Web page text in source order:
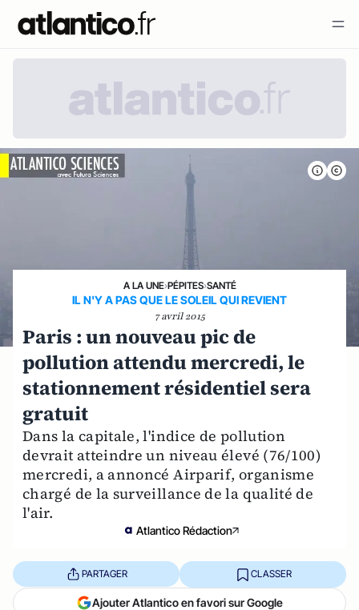
A LA UNE›PÉPITES›SANTÉ
IL N'Y A PAS QUE LE SOLEIL QUI REVIENT
7 avril 2015
Paris : un nouveau pic de
pollution attendu mercredi, le
stationnement résidentiel sera
gratuit
Dans la capitale, l'indice de pollution
devrait atteindre un niveau élevé (76/100)
mercredi, a annoncé Airparif, organisme
chargé de la surveillance de la qualité de
l'air.
Atlantico Rédaction
PARTAGER CLASSER
Ajouter Atlantico en favori sur Google